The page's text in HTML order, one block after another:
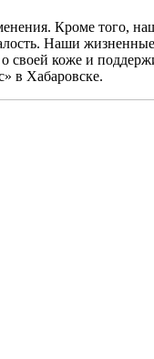
Кроме того,
Наши
коже и
в Хабаровске.